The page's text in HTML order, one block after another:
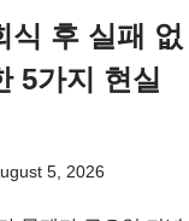
식 후 실패 없
5가지 현실
5, 2026